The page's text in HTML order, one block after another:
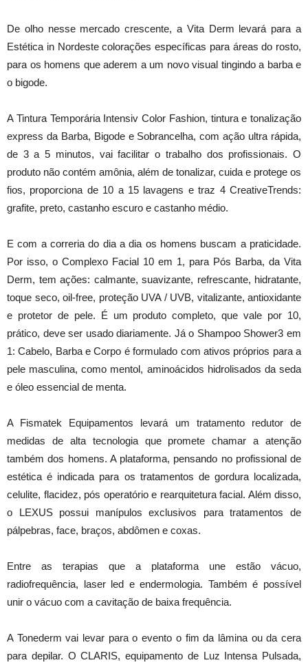
De olho nesse mercado crescente, a Vita Derm levará para a
Estética in Nordeste colorações específicas para áreas do rosto,
para os homens que aderem a um novo visual tingindo a barba e
o bigode.
A Tintura Temporária Intensiv Color Fashion, tintura e tonalização
express da Barba, Bigode e Sobrancelha, com ação ultra rápida,
de 3 a 5 minutos, vai facilitar o trabalho dos profissionais. O
produto não contém amônia, além de tonalizar, cuida e protege os
fios, proporciona de 10 a 15 lavagens e traz 4 CreativeTrends:
grafite, preto, castanho escuro e castanho médio.
E com a correria do dia a dia os homens buscam a praticidade.
Por isso, o Complexo Facial 10 em 1, para Pós Barba, da Vita
Derm, tem ações: calmante, suavizante, refrescante, hidratante,
toque seco, oil-free, proteção UVA / UVB, vitalizante, antioxidante
e protetor de pele. É um produto completo, que vale por 10,
prático, deve ser usado diariamente. Já o Shampoo Shower3 em
1: Cabelo, Barba e Corpo é formulado com ativos próprios para a
pele masculina, como mentol, aminoácidos hidrolisados da seda
e óleo essencial de menta.
A Fismatek Equipamentos levará um tratamento redutor de
medidas de alta tecnologia que promete chamar a atenção
também dos homens. A plataforma, pensando no profissional de
estética é indicada para os tratamentos de gordura localizada,
celulite, flacidez, pós operatório e rearquitetura facial. Além disso,
o LEXUS possui manípulos exclusivos para tratamentos de
pálpebras, face, braços, abdômen e coxas.
Entre as terapias que a plataforma une estão vácuo,
radiofrequência, laser led e endermologia. Também é possível
unir o vácuo com a cavitação de baixa frequência.
A Tonederm vai levar para o evento o fim da lâmina ou da cera
para depilar. O CLARIS, equipamento de Luz Intensa Pulsada,